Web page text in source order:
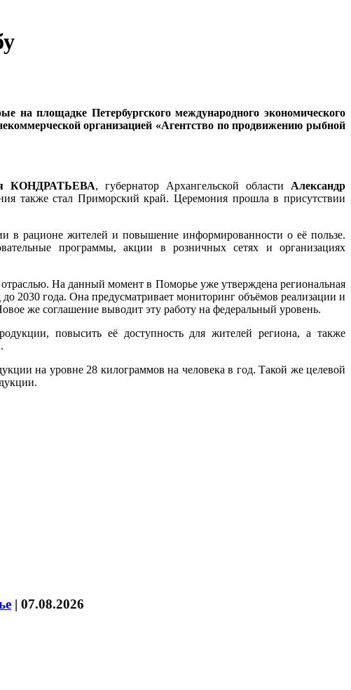
на площадке Петербургского международного экономического
организацией «Агентство по продвижению рыбной
КОНДРАТЬЕВА, губернатор Архангельской области Александр
также стал Приморский край. Церемония прошла в присутствии
в рационе жителей и повышение информированности о её пользе.
программы, акции в розничных сетях и организациях
отраслью. На данный момент в Поморье уже утверждена региональная
2030 года. Она предусматривает мониторинг объёмов реализации и
же соглашение выводит эту работу на федеральный уровень.
повысить её доступность для жителей региона, а также
на уровне 28 килограммов на человека в год. Такой же целевой
| 07.08.2026